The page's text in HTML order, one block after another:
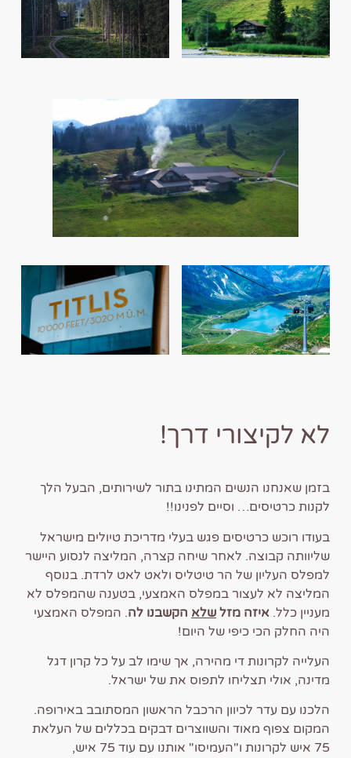
לא לקיצורי דרך!
בזמן שאנחנו הנשים המתינו בתור לשירותים, הבעל הלך
לקנות כרטיסים… וסיים לפנינו!!
בעודו רוכש כרטיסים פגש בעלי מדריכת טיולים מישראל
שליוותה קבוצה. לאחר שיחה קצרה, המליצה לנסוע היישר
למפלס העליון של הר טיטליס ולאט לאט לרדת. בנוסף
המליצה לא לעצור במפלס האמצעי, בטענה שהמפלס לא
מעניין כלל. איזה מזל שלא הקשבנו לה. המפלס האמצעי
היה החלק הכי כיפי של היום!
העלייה לקרונות די מהירה, אך שימו לב על כל קרון דגל
מדינה, אולי תצליחו לתפוס את של ישראל.
הלכנו עם עדר לכיוון הרכבל הראשון המסתובב באירופה.
המקום צפוף מאוד והשווצרים דבקים בכללים של העלאת
75 איש לקרונות ו"העמיסו" אותנו עם עוד 75 איש,